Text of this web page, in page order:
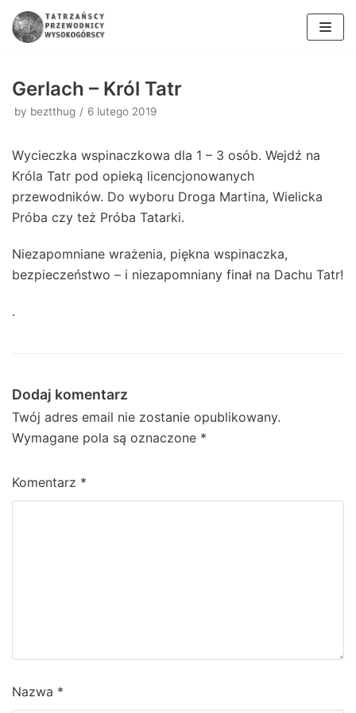
Skocz
treści
Gerlach – Król Tatr
by beztthug 6 lutego 2019
Wycieczka wspinaczkowa dla 1 – 3 osób. Wejdź na
Króla Tatr pod opieką licencjonowanych
przewodników. Do wyboru Droga Martina, Wielicka
Próba czy też Próba Tatarki.
Niezapomniane wrażenia, piękna wspinaczka,
bezpieczeństwo – i niezapomniany finał na Dachu Tatr!
.
Dodaj komentarz
Twój adres email nie zostanie opublikowany.
Wymagane pola są oznaczone *
Komentarz *
Nazwa *